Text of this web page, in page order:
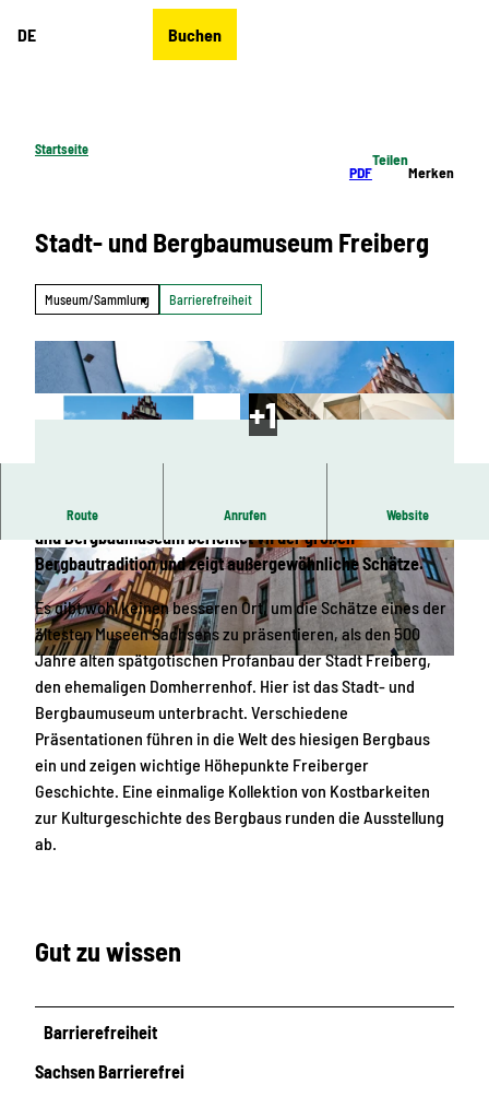
DE Buchen
Startseite
PDF
Teilen
Merken
Stadt- und Bergbaumuseum Freiberg
Museum/Sammlung Barrierefreiheit
© fLy / ralf menzel, Picasa | KI-optimiert
© Stadt- und Bergbaumuseum Freiberg © fLy / ralf menzel | KI-optimiert
Route Anrufen Website
Silber brachte Freiberg einst großen Reichtum. Das Stadt-
und Bergbaumuseum berichtet vn der großen
Bergbautradition und zeigt außergewöhnliche Schätze.
Es gibt wohl keinen besseren Ort, um die Schätze eines der
ältesten Museen Sachsens zu präsentieren, als den 500
Jahre alten spätgotischen Profanbau der Stadt Freiberg,
den ehemaligen Domherrenhof. Hier ist das Stadt- und
Bergbaumuseum unterbracht. Verschiedene
Präsentationen führen in die Welt des hiesigen Bergbaus
ein und zeigen wichtige Höhepunkte Freiberger
Geschichte. Eine einmalige Kollektion von Kostbarkeiten
zur Kulturgeschichte des Bergbaus runden die Ausstellung
ab.
Gut zu wissen
Barrierefreiheit
Sachsen Barrierefrei